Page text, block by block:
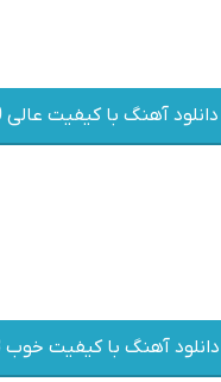
دانلود آهنگ با کیفیت عالی 320
دانلود آهنگ با کیفیت خوب 128